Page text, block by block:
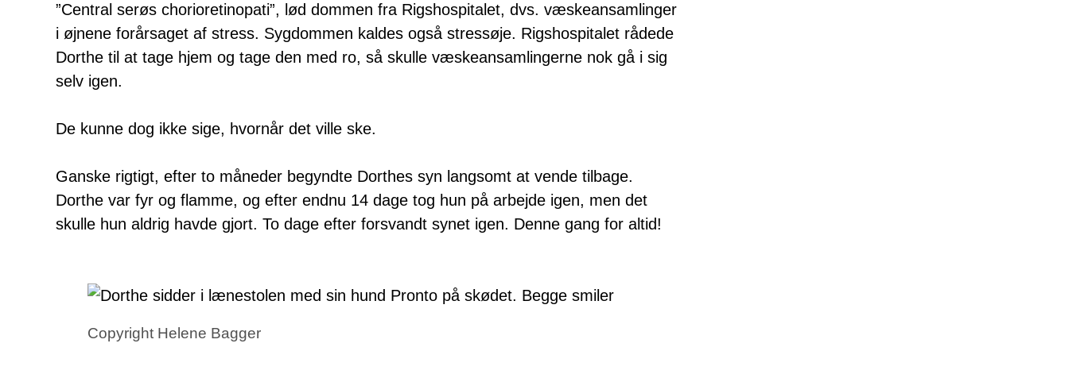
”Central serøs chorioretinopati”, lød dommen fra Rigshospitalet, dvs. væskeansamlinger
i øjnene forårsaget af stress. Sygdommen kaldes også stressøje. Rigshospitalet rådede
Dorthe til at tage hjem og tage den med ro, så skulle væskeansamlingerne nok gå i sig
selv igen.
De kunne dog ikke sige, hvornår det ville ske.
Ganske rigtigt, efter to måneder begyndte Dorthes syn langsomt at vende tilbage.
Dorthe var fyr og flamme, og efter endnu 14 dage tog hun på arbejde igen, men det
skulle hun aldrig havde gjort. To dage efter forsvandt synet igen. Denne gang for altid!
Copyright Helene Bagger